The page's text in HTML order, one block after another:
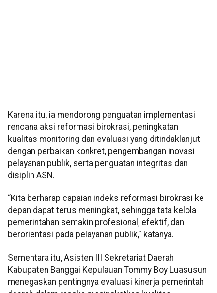
Karena itu, ia mendorong penguatan implementasi
rencana aksi reformasi birokrasi, peningkatan
kualitas monitoring dan evaluasi yang ditindaklanjuti
dengan perbaikan konkret, pengembangan inovasi
pelayanan publik, serta penguatan integritas dan
disiplin ASN.
“Kita berharap capaian indeks reformasi birokrasi ke
depan dapat terus meningkat, sehingga tata kelola
pemerintahan semakin profesional, efektif, dan
berorientasi pada pelayanan publik,” katanya.
Sementara itu, Asisten III Sekretariat Daerah
Kabupaten Banggai Kepulauan Tommy Boy Luasusun
menegaskan pentingnya evaluasi kinerja pemerintah